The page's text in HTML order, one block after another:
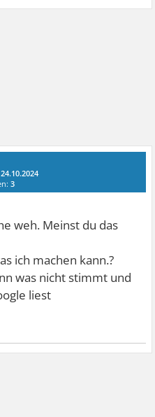
24.10.2024
3
weh. Meinst du das
ich machen kann.?
was nicht stimmt und
liest